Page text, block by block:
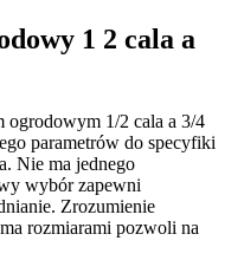
1 2 cala a
ogrodowym 1/2 cala a 3/4
parametrów do specyfiki
Nie ma jednego
wybór zapewni
Zrozumienie
rozmiarami pozwoli na